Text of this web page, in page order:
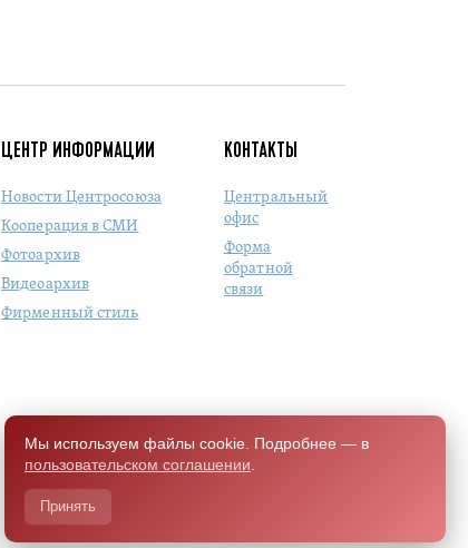
ЦЕНТР ИНФОРМАЦИИ
Новости Центросоюза
Кооперация в СМИ
Фотоархив
Видеоархив
Фирменный стиль
КОНТАКТЫ
Центральный
офис
Форма
обратной
связи
Мы используем файлы cookie. Подробнее — в
пользовательском соглашении
Принять